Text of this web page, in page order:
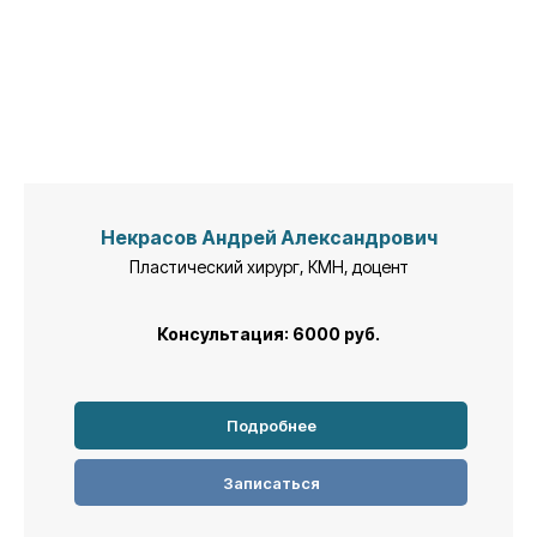
Некрасов Андрей Александрович
Пластический хирург, КМН, доцент
Консультация: 6000 руб.
Подробнее
Записаться